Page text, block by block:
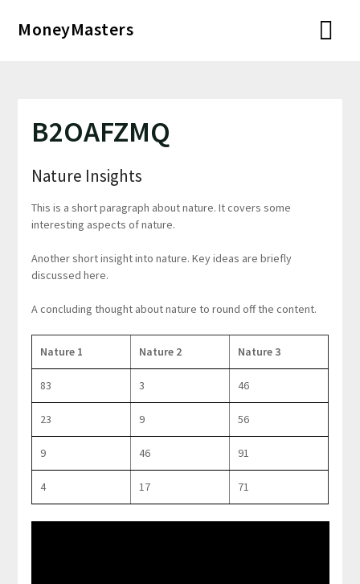
MoneyMasters
B2OAFZMQ
Nature Insights
This is a short paragraph about nature. It covers some
interesting aspects of nature.
Another short insight into nature. Key ideas are briefly
discussed here.
A concluding thought about nature to round off the content.
Nature 1 Nature 2 Nature 3
83 3 46
23 9 56
9 46 91
4 17 71